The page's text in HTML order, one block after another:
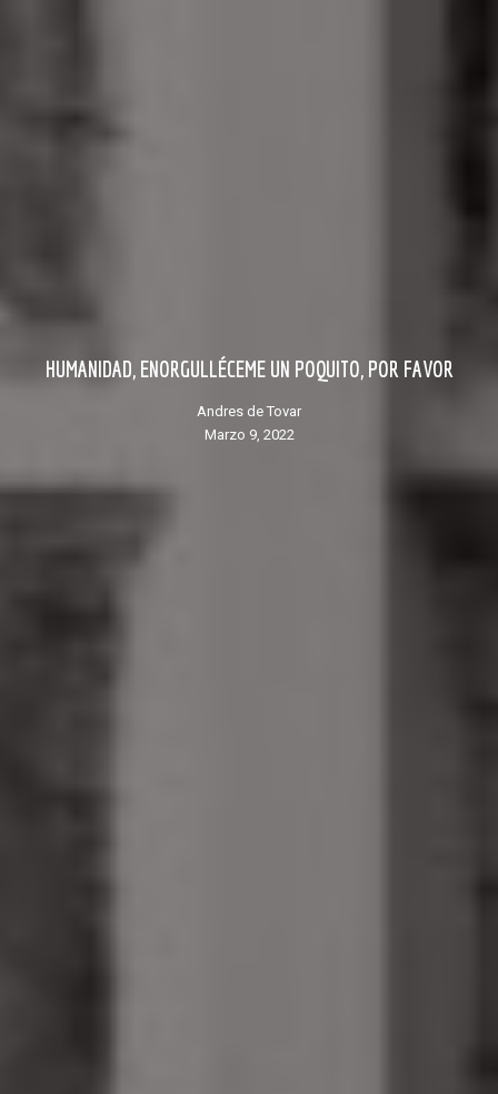
HUMANIDAD, ENORGULLÉCEME UN POQUITO, POR FAVOR
Andres de Tovar
marzo 9, 2022